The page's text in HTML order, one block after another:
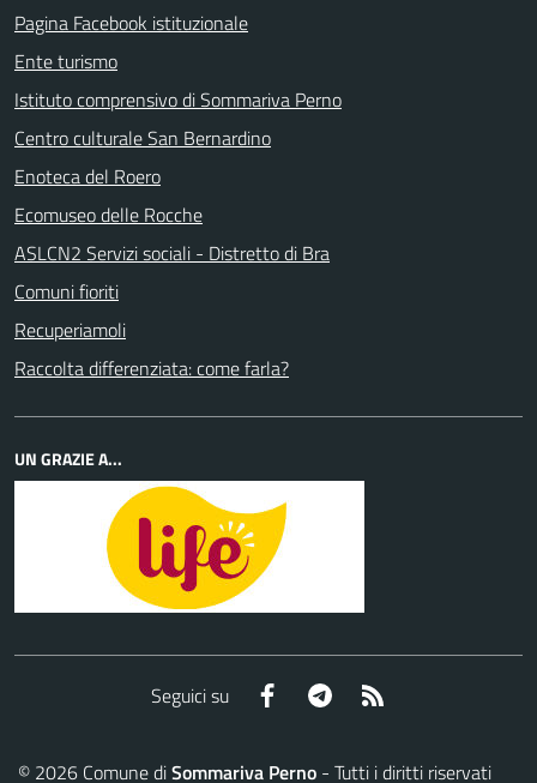
Pagina Facebook istituzionale
Ente turismo
Istituto comprensivo di Sommariva Perno
Centro culturale San Bernardino
Enoteca del Roero
Ecomuseo delle Rocche
ASLCN2 Servizi sociali - Distretto di Bra
Comuni fioriti
Recuperiamoli
Raccolta differenziata: come farla?
UN GRAZIE A...
Seguici su Facebook Telegram
© 2026Comune diSommariva Perno- Tutti i diritti riservati